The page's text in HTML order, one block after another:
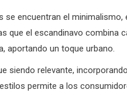
encuentran el
que el escandinavo combina
aportando un toque urbano.
siendo relevante,
permite a los